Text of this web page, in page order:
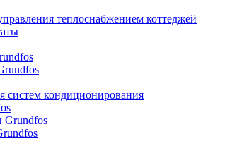
теплоснабжением коттеджей
систем кондиционирования
Grundfos